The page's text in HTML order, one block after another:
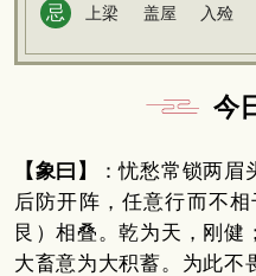
忌 上梁 盖屋 入殓
今
【象曰】
：忧愁常锁两
后防开阵，任意行而不
艮）相叠。乾为天，刚健
大畜意为大积蓄。为此不